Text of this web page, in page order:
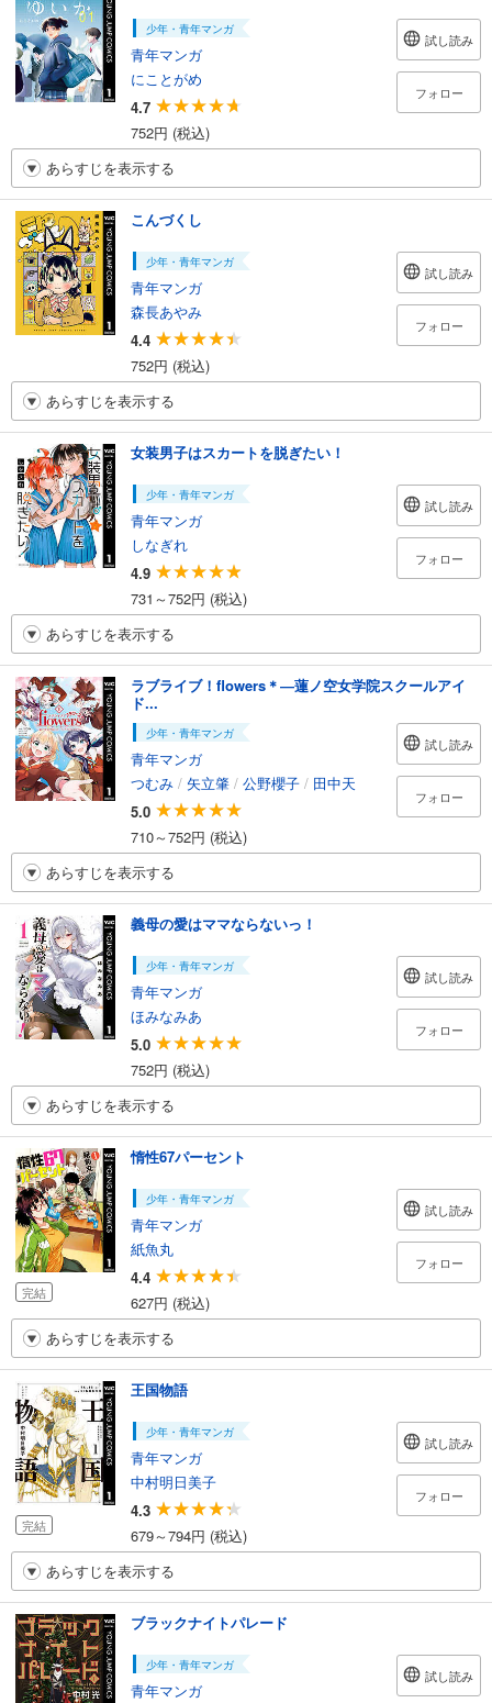
少年・青年マンガ
青年マンガ
にことがめ
4.7
752円 (税込)
試し読み
フォロー
あらすじを表示する
こんづくし
少年・青年マンガ
青年マンガ
森長あやみ
4.4
752円 (税込)
試し読み
フォロー
あらすじを表示する
女装男子はスカートを脱ぎたい！
少年・青年マンガ
青年マンガ
しなぎれ
4.9
731～752円 (税込)
試し読み
フォロー
あらすじを表示する
ラブライブ！flowers＊―蓮ノ空女学院スクールアイ
ド...
少年・青年マンガ
青年マンガ
つむみ / 矢立肇 / 公野櫻子 / 田中天
5.0
710～752円 (税込)
試し読み
フォロー
あらすじを表示する
義母の愛はママならないっ！
少年・青年マンガ
青年マンガ
ほみなみあ
5.0
752円 (税込)
試し読み
フォロー
あらすじを表示する
完結
惰性67パーセント
少年・青年マンガ
青年マンガ
紙魚丸
4.4
627円 (税込)
試し読み
フォロー
あらすじを表示する
完結
王国物語
少年・青年マンガ
青年マンガ
中村明日美子
4.3
679～794円 (税込)
試し読み
フォロー
あらすじを表示する
ブラックナイトパレード
少年・青年マンガ
青年マンガ
試し読み